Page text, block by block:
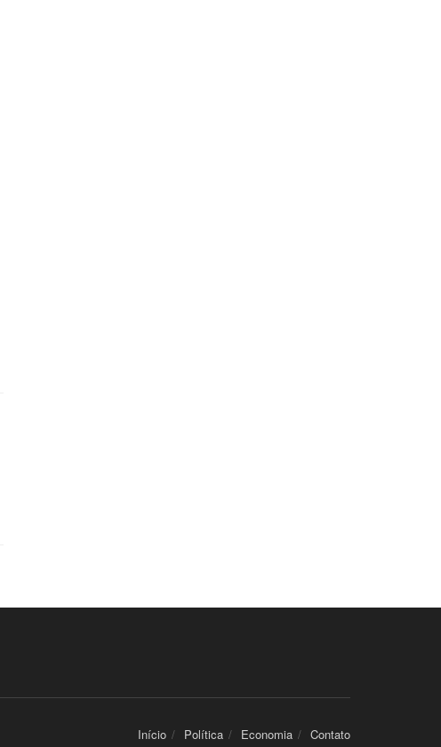
Início Política Economia Contato